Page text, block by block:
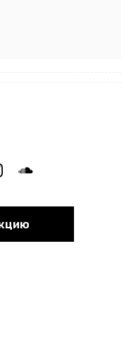
soundcloud